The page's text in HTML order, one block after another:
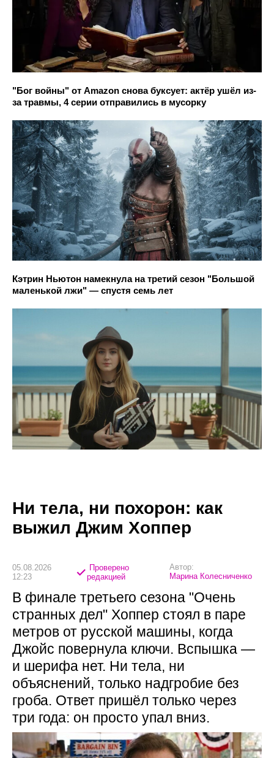
"Бог войны" от Amazon снова буксует: актёр ушёл из-
за травмы, 4 серии отправились в мусорку
Кэтрин Ньютон намекнула на третий сезон "Большой
маленькой лжи" — спустя семь лет
Ни тела, ни похорон: как
выжил Джим Хоппер
05.08.2026
12:23
Проверено
редакцией
Автор:
Марина Колесниченко
В финале третьего сезона "Очень
странных дел" Хоппер стоял в паре
метров от русской машины, когда
Джойс повернула ключи. Вспышка —
и шерифа нет. Ни тела, ни
объяснений, только надгробие без
гроба. Ответ пришёл только через
три года: он просто упал вниз.